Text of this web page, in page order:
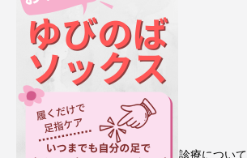
あいうべ体操
ゆびのば体操
ブログ
アクセス・地図
お問い合わせ
情報通信機器を用いた診療について